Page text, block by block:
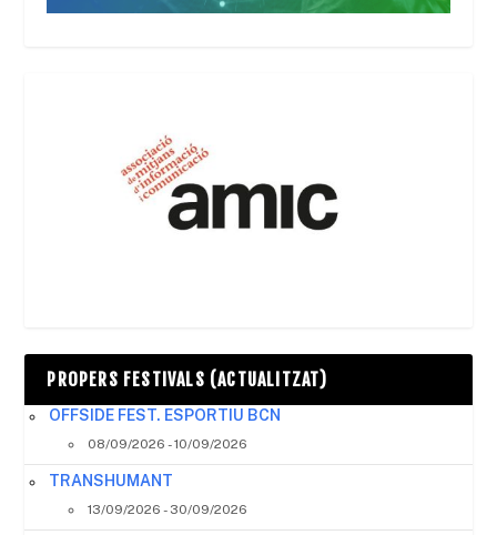
PROPERS FESTIVALS (ACTUALITZAT)
OFFSIDE FEST. ESPORTIU BCN
08/09/2026 - 10/09/2026
TRANSHUMANT
13/09/2026 - 30/09/2026